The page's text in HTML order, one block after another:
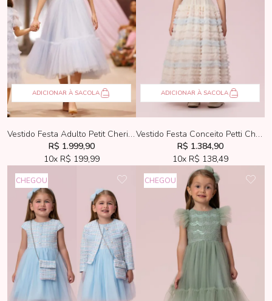
ADICIONAR À SACOLA
Vestido Festa Adulto Petit Cherie Luxo Azul
R$ 1.999,90
10x R$ 199,99
ADICIONAR À SACOLA
Vestido Festa Conceito Petti Cherie Creme Longo Saia de Tule
R$ 1.384,90
10x R$ 138,49
CHEGOU CHEGOU